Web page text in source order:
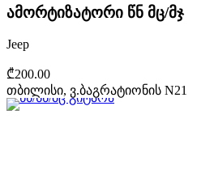
ამორტიზატორი წნ მც/მჯ
Jeep
₾200.00
თბილისი, ვ.ბაგრატიონის N21